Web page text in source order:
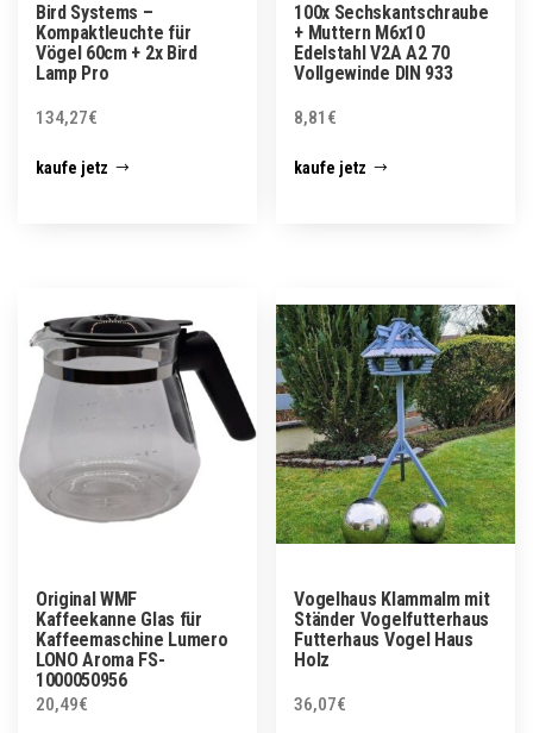
Bird Systems –
Kompaktleuchte für
Vögel 60cm + 2x Bird
Lamp Pro
134,27€
kaufe jetz
100x Sechskantschraube
+ Muttern M6x10
Edelstahl V2A A2 70
Vollgewinde DIN 933
8,81 €
kaufe jetz
Original WMF
Kaffeekanne Glas für
Kaffeemaschine Lumero
LONO Aroma FS-
1000050956
20,49€
Vogelhaus Klammalm mit
Ständer Vogelfutterhaus
Futterhaus Vogel Haus
Holz
36,07€